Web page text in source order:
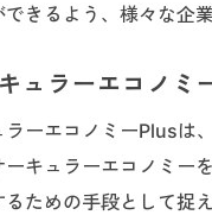
できるよう、様々な企
ュラーエコノミ
ラーエコノミーPlusは
ーキュラーエコノミー
るための手段として捉